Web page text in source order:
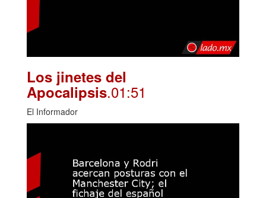
Los jinetes del
Apocalipsis.01:51
El Informador